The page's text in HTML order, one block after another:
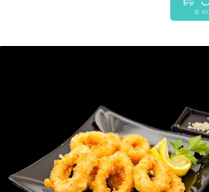
в